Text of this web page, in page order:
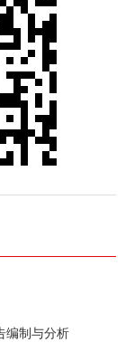
编制与分析